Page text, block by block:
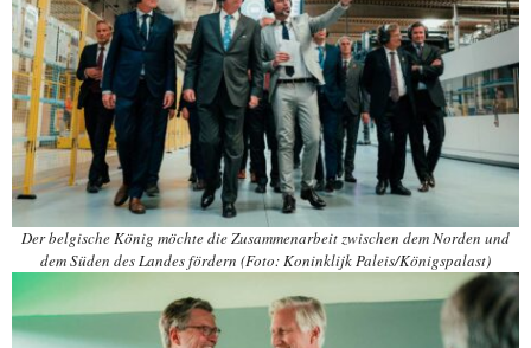
Der belgische König möchte die Zusammenarbeit zwischen dem Norden und
dem Süden des Landes fördern (Foto: Koninklijk Paleis/Königspalast)